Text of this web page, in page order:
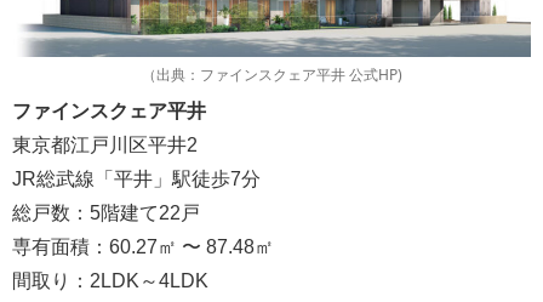
（出典：ファインスクェア平井 公式HP)
ファインスクェア平井
東京都江戸川区平井2
JR総武線「平井」駅徒歩7分
総戸数：5階建て22戸
専有面積：60.27㎡ 〜 87.48㎡
間取り：2LDK～4LDK